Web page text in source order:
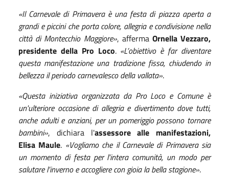
«Il Carnevale di Primavera è una festa di piazza aperta a
grandi e piccini che porta colore, allegria e condivisione nella
città di Montecchio Maggiore», afferma Ornella Vezzaro,
presidente della Pro Loco. «L’obiettivo è far diventare
questa manifestazione una tradizione fissa, chiudendo in
bellezza il periodo carnevalesco della vallata».
«Questa iniziativa organizzata da Pro Loco e Comune è
un'ulteriore occasione di allegria e divertimento dove tutti,
anche adulti e anziani, per un pomeriggio possono tornare
bambini», dichiara l'assessore alle manifestazioni,
Elisa Maule. «Vogliamo che il Carnevale di Primavera sia
un momento di festa per l'intera comunità, un modo per
salutare l’inverno e accogliere con gioia la bella stagione».